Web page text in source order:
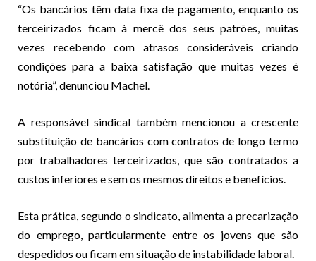
“Os bancários têm data fixa de pagamento, enquanto os
terceirizados ficam à mercê dos seus patrões, muitas
vezes recebendo com atrasos consideráveis criando
condições para a baixa satisfação que muitas vezes é
notória”, denunciou Machel.
A responsável sindical também mencionou a crescente
substituição de bancários com contratos de longo termo
por trabalhadores terceirizados, que são contratados a
custos inferiores e sem os mesmos direitos e benefícios.
Esta prática, segundo o sindicato, alimenta a precarização
do emprego, particularmente entre os jovens que são
despedidos ou ficam em situação de instabilidade laboral.